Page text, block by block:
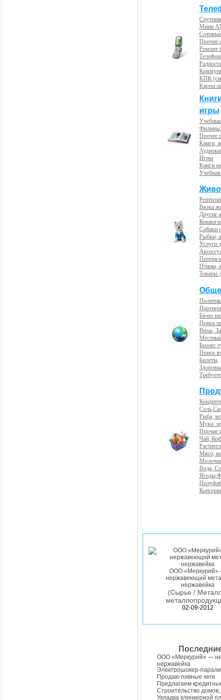
Мини
Прочие
Ремонт
КПК
Карты
игры
Прочее
Книги,
Игры
Книги
Вязка
Другие
Кошки и
Собаки
Рыбки,
Услуги
Птицы,
Товары
Бюро
Поиск
Визы,
Бизнес
Поиск
Билеты
Рыба,
Мука.
Прочие
Чай,
Мясо,
Вода,
ООО
нержавеющий
нержавейка
(Сырье /
02-09-2012
ООО «Меркурий» —
нержавейка
Электрошокер-
Продаю пивные кеги
Предлагаем
Строительство
Укладка клинкерной